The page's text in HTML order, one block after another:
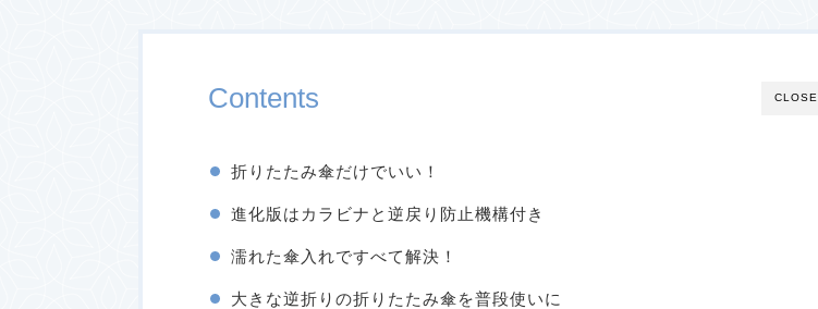
CLOSE
Contents
折りたたみ傘だけでいい！
進化版はカラビナと逆戻り防止機構付き
濡れた傘入れですべて解決！
大きな逆折りの折りたたみ傘を普段使いに